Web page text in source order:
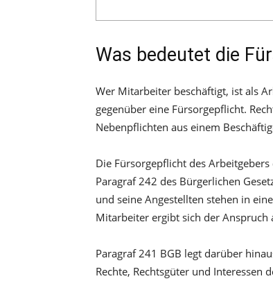
Was bedeutet die
Wer Mitarbeiter beschäftigt, ist als
gegenüber eine Fürsorgepflicht.
Nebenpflichten aus einem
Die Fürsorgepflicht des
Paragraf 242 des Bürgerlichen
und seine Angestellten stehen in
Mitarbeiter ergibt sich der Anspruch
Paragraf 241 BGB legt darüber
Rechte, Rechtsgüter und Interessen